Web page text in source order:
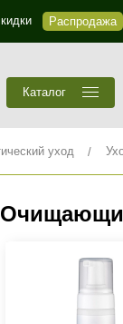
Распродажа
Каталог
уход